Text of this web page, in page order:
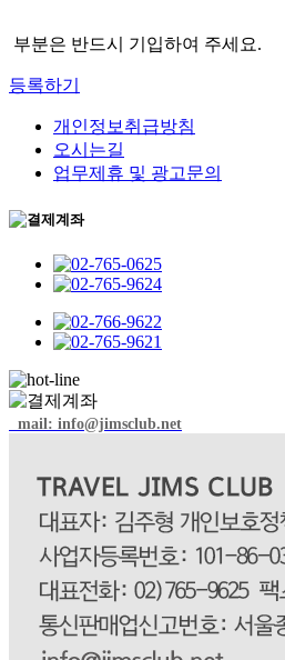
보수집 또는 정보제공 이전에 이용자
제까지 어떻게 보호되고 관리되는지
정보를 임의로 수집하거나 공유하지
이외에는 아래의 경우에 준합니다.
구가 있을 경우
- 통계작성학술연구나 시장조사를 위
- 기타 관계법령에서 정한 절차에 따
- 문화관광부 인증 우수상품에 관한
는 경우
- 서비스 제공에 따른 요금정산을 위
- 홈페이지에 게시한  이용 약관 또는
로써 그에 대한 법적인 조치를 취하기
야 한다고 판단되는 충분한 근거가 있
- 캠페인 프로모션 및 각종 이벤트나
여 고객의 사전동의를 받는 경우
- 그러나 예외 사항에서도 관계법령
에 의해 정보를 제공한 경우에는 이를
원칙으로 운영하고 있습니다. 법률상
고지를 하지 못할 수도 있습니다. 본
에 반하여 무분별하게 정보가 제공되
5. 개인정보수집에 대한 동의
부분은 반드시 기입하여 주세요.
등록하기
개인정보취급방침
오시는길
업무제휴 및 광고문의
mail: info@jimsclub.net